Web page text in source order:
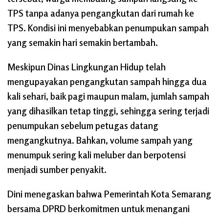
TPS tanpa adanya pengangkutan dari rumah ke
TPS. Kondisi ini menyebabkan penumpukan sampah
yang semakin hari semakin bertambah.
Meskipun Dinas Lingkungan Hidup telah
mengupayakan pengangkutan sampah hingga dua
kali sehari, baik pagi maupun malam, jumlah sampah
yang dihasilkan tetap tinggi, sehingga sering terjadi
penumpukan sebelum petugas datang
mengangkutnya. Bahkan, volume sampah yang
menumpuk sering kali meluber dan berpotensi
menjadi sumber penyakit.
Dini menegaskan bahwa Pemerintah Kota Semarang
bersama DPRD berkomitmen untuk menangani